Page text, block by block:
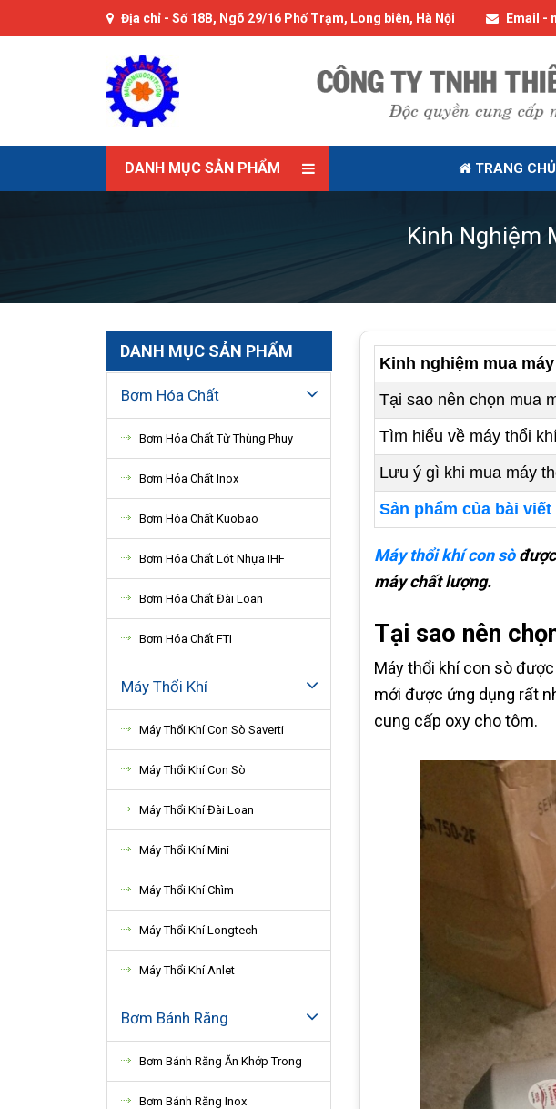
Địa chỉ - Số 18B, Ngõ 29/16 Phố Trạm, Long biên, Hà Nội Email -
DANH MỤC SẢN PHẨM TRANG CHỦ
Kinh Nghiệm
DANH MỤC SẢN PHẨM
Bơm Hóa Chất
Bơm Hóa Chất Từ Thùng Phuy
Bơm Hóa Chất Inox
Bơm Hóa Chất Kuobao
Bơm Hóa Chất Lót Nhựa IHF
Bơm Hóa Chất Đài Loan
Bơm Hóa Chất FTI
Máy Thổi Khí
Máy Thổi Khí Con Sò Saverti
Máy Thổi Khí Con Sò
Máy Thổi Khí Đài Loan
Máy Thổi Khí Mini
Máy Thổi Khí Chìm
Máy Thổi Khí Longtech
Máy Thổi Khí Anlet
Bơm Bánh Răng
Bơm Bánh Răng Ăn Khớp Trong
Bơm Bánh Răng Inox
Kinh nghiệm mua
Tại sao nên chọn mua
Tìm hiểu về máy thổi
Lưu ý gì khi mua máy
Sản phẩm của bài viết
Máy thổi khí con sòđược
máy chất lượng.
Tại sao nên
Máy thổi khí con sò
mới được ứng dụng rất
cung cấp oxy cho tôm.